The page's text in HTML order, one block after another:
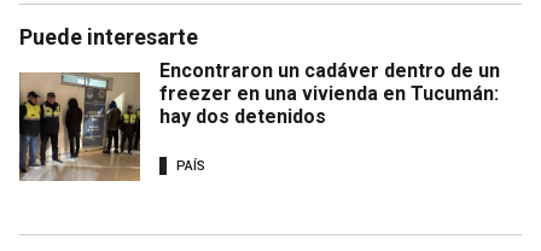
Puede interesarte
Encontraron un cadáver dentro de un
freezer en una vivienda en Tucumán:
hay dos detenidos
PAÍS